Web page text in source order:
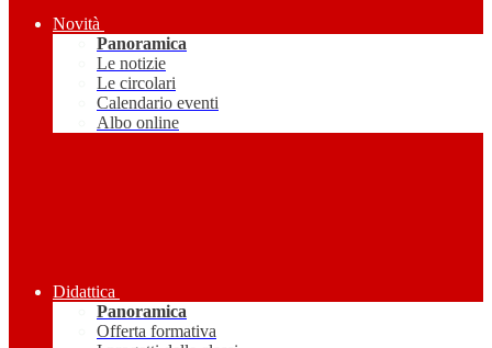
Novità
Panoramica
Le notizie
Le circolari
Calendario eventi
Albo online
Didattica
Panoramica
Offerta formativa